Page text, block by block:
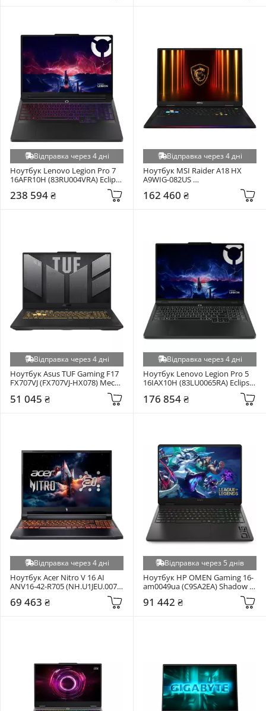
Відправка через 4 дні
Ноутбук Lenovo Legion Pro 7
16AFR10H (83RU004VRA) Eclipse
238 594 ₴
Відправка через 4 дні
Ноутбук MSI Raider A18 HX
A9WIG-082US
162 460 ₴
Відправка через 4 дні
Ноутбук Asus TUF Gaming F17
FX707VJ (FX707VJ-HX078) Mecha
51 045 ₴
Відправка через 4 дні
Ноутбук Lenovo Legion Pro 5
16IAX10H (83LU0065RA) Eclipse
176 854 ₴
Відправка через 4 дні
Ноутбук Acer Nitro V 16 AI
ANV16-42-R705 (NH.U1JEU.007)
69 463 ₴
Відправка через 5 днів
Ноутбук HP OMEN Gaming 16-
am0049ua (C9SA2EA) Shadow
91 442 ₴